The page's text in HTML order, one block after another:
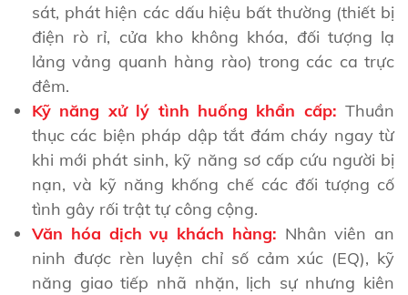
sát, phát hiện các dấu hiệu bất thường (thiết bị
điện rò rỉ, cửa kho không khóa, đối tượng lạ
lảng vảng quanh hàng rào) trong các ca trực
đêm.
Kỹ năng xử lý tình huống khẩn cấp: Thuần
thục các biện pháp dập tắt đám cháy ngay từ
khi mới phát sinh, kỹ năng sơ cấp cứu người bị
nạn, và kỹ năng khống chế các đối tượng cố
tình gây rối trật tự công cộng.
Văn hóa dịch vụ khách hàng: Nhân viên an
ninh được rèn luyện chỉ số cảm xúc (EQ), kỹ
năng giao tiếp nhã nhặn, lịch sự nhưng kiên